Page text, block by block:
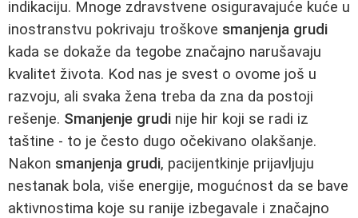
indikaciju. Mnoge zdravstvene osiguravajuće kuće u
inostranstvu pokrivaju troškove smanjenja grudi
kada se dokaže da tegobe značajno narušavaju
kvalitet života. Kod nas je svest o ovome još u
razvoju, ali svaka žena treba da zna da postoji
rešenje. Smanjenje grudi nije hir koji se radi iz
taštine - to je često dugo očekivano olakšanje.
Nakon smanjenja grudi, pacijentkinje prijavljuju
nestanak bola, više energije, mogućnost da se bave
aktivnostima koje su ranije izbegavale i značajno